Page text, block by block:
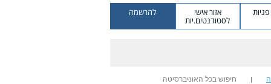
אזור אישי
לסטודנטים.יות
להרשמה
חיפוש בכל האוניברסיטה